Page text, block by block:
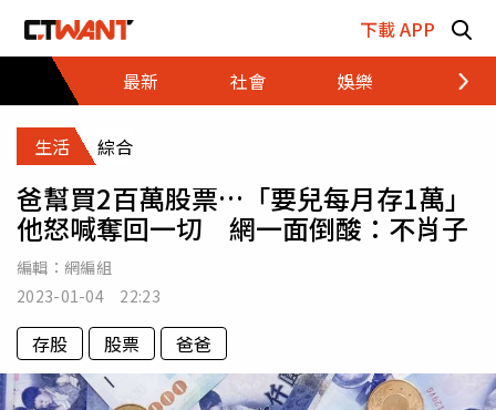
下載 APP
最新
社會 娛樂 財經
生活 綜合
爸幫買2百萬股票…「要兒每月存1萬」
他怒喊奪回一切 網一面倒酸：不肖子
編輯： 網編組
2023-01-04 22:23
存股 股票 爸爸